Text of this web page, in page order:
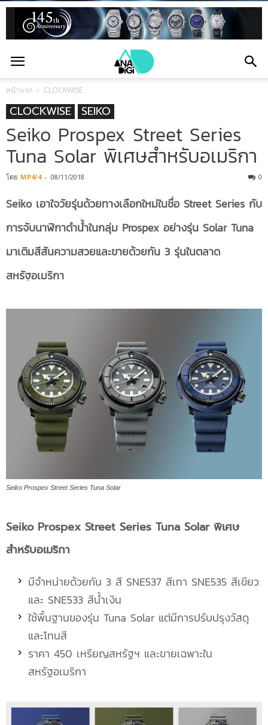
หน้าแรก CLOCKWISE
CLOCKWISE SEIKO
Seiko Prospex Street Series
Tuna Solar พิเศษสำหรับอเมริกา
โดย MP4/4 - 08/11/2018 0
Seiko เอาใจวัยรุ่นด้วยทางเลือกใหม่ในชื่อ Street Series กับ
การจับนาฬิกาดำน้ำในกลุ่ม Prospex อย่างรุ่น Solar Tuna
มาเติมสีสันความสวยและขายด้วยกัน 3 รุ่นในตลาด
สหรัฐอเมริกา
Seiko Prospex Street Series Tuna Solar
Seiko Prospex Street Series Tuna Solar พิเศษ
สำหรับอเมริกา
มีจำหน่ายด้วยกัน 3 สี SNE537 สีเทา SNE535 สีเขียว
และ SNE533 สีน้ำเงิน
ใช้พื้นฐานของรุ่น Tuna Solar แต่มีการปรับปรุงวัสดุ
และโทนสี
ราคา 450 เหรียญสหรัฐฯ และขายเฉพาะใน
สหรัฐอเมริกา